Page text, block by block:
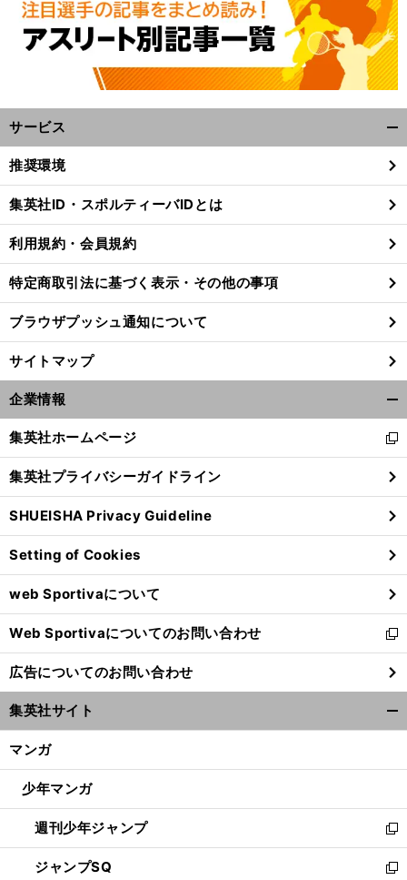
サービス
閉
る
推奨環境
集英社ID・スポルティーバIDとは
利用規約・会員規約
特定商取引法に基づく表示・その他の事項
ブラウザプッシュ通知について
サイトマップ
企業情報
閉
る
集英社ホームページ
新
し
い
ウ
ィ
ン
ド
ウ
で
開
く
集英社プライバシーガイドライン
SHUEISHA Privacy Guideline
Setting of Cookies
web Sportivaについて
Web Sportivaについてのお問い合わせ
新
し
い
ウ
ィ
ン
ウ
開
く
広告についてのお問い合わせ
集英社サイト
マンガ
少年マンガ
週刊少年ジャンプ
新
し
い
ジャンプSQ
新